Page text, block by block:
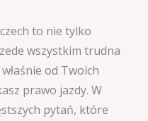
to nie tylko
wszystkim trudna
od Twoich
prawo jazdy. W
pytań, które